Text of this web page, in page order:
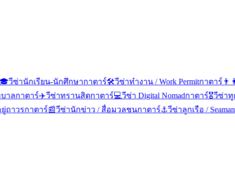
🎓วีซ่านักเรียน-นักศึกษากาตาร์🛠️วีซ่าทำงาน / Work Permitกาตาร์
าลกาตาร์✈️วีซ่าทรานสิตกาตาร์💻วีซ่า Digital Nomadกาตาร์🎖️วีซ่าทู
ถาวรกาตาร์📰วีซ่านักข่าว / สื่อมวลชนกาตาร์⚓วีซ่าลูกเรือ / Seaman